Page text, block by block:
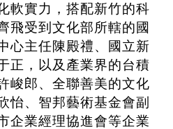
軟實力，搭配新竹的科
飛受到文化部所轄的國
心主任陳殿禮、國立新
正，以及產業界的台積
峻郎、全聯善美的文化
怡、智邦藝術基金會副
企業經理協進會等企業